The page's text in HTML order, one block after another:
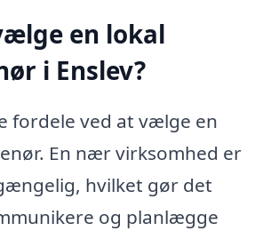
en lokal
i Enslev?
fordele ved at vælge en
En nær virksomhed er
hvilket gør det
og planlægge